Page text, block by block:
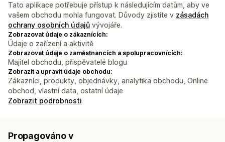
Tato aplikace potřebuje přístup k následujícím datům, aby ve
vašem obchodu mohla fungovat. Důvody zjistíte v zásadách
ochrany osobních údajů vývojáře.
Zobrazovat údaje o zákaznících:
Údaje o zařízení a aktivitě
Zobrazovat údaje o zaměstnancích a spolupracovnících:
Majitel obchodu, přispěvatelé blogu
Zobrazit a upravit údaje obchodu:
Zákazníci, produkty, objednávky, analytika obchodu, Online
obchod, vlastní data, ostatní údaje
Zobrazit podrobnosti
Propagováno v